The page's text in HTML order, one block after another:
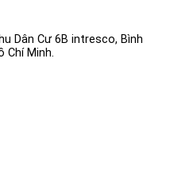
quan tâm hơn hiện nay.
khi nhập khẩu về Việt nam
Do đó nếu bạn muốn có
việc chủ động lắp thêm
đại hoạt động theo cơ
lực tác động nhẹ. Cấu tạo
sau:
Dân Cư 6B intresco, Bình
Chí Minh.